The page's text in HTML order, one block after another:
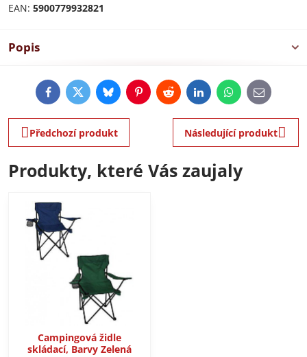
EAN: 5900779932821
Popis
FacebookTwitterBlueskyPinterestRedditLinkedInWhatsApp
E-
mail
Předchozí produkt Následující produkt
Produkty, které Vás zaujaly
Campingová židle
skládací, Barvy Zelená